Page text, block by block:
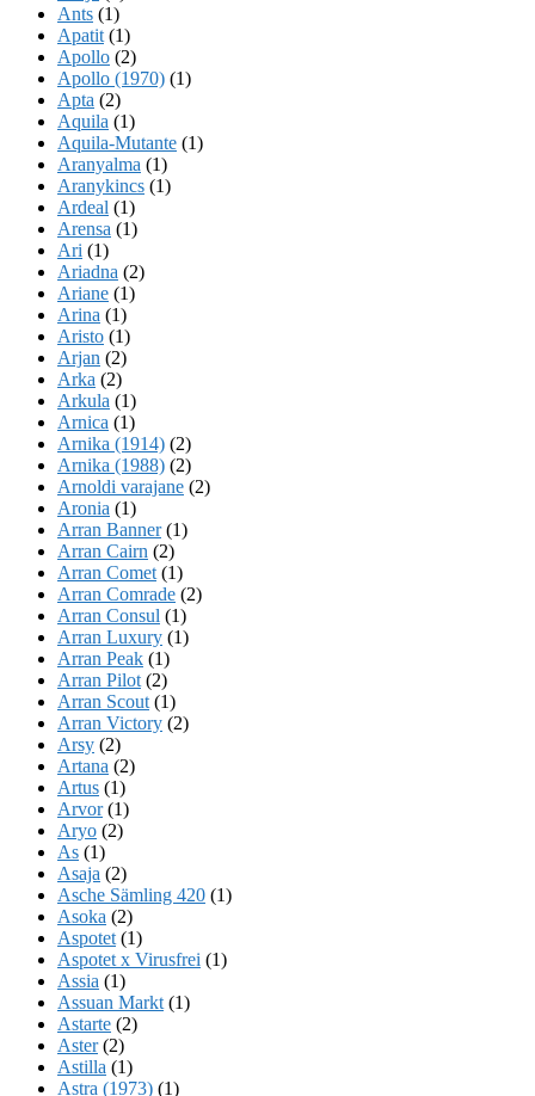
Ants (1)
Apatit (1)
Apollo (2)
Apollo (1970) (1)
Apta (2)
Aquila (1)
Aquila-Mutante (1)
Aranyalma (1)
Aranykincs (1)
Ardeal (1)
Arensa (1)
Ari (1)
Ariadna (2)
Ariane (1)
Arina (1)
Aristo (1)
Arjan (2)
Arka (2)
Arkula (1)
Arnica (1)
Arnika (1914) (2)
Arnika (1988) (2)
Arnoldi varajane (2)
Aronia (1)
Arran Banner(1)
Arran Cairn (2)
Arran Comet (1)
Arran Comrade (2)
Arran Consul (1)
Arran Luxury (1)
Arran Peak (1)
Arran Pilot (2)
Arran Scout (1)
Arran Victory (2)
Arsy (2)
Artana (2)
Artus (1)
Arvor(1)
Aryo (2)
As (1)
Asaja (2)
Asche Sämling 420 (1)
Asoka (2)
Aspotet (1)
Aspotet x Virusfrei (1)
Assia (1)
Assuan Markt (1)
Astarte (2)
Aster(2)
Astilla (1)
Astra (1973) (1)